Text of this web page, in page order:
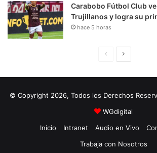
Carabobo Fútbol Club
Trujillanos y logra su
hace 5 horas
i
n
a
u
i
e
© Copyright 2026, Todos los Derechos
WGdigital
Inicio
Intranet Audio en Vivo
Trabaja con Nosotros